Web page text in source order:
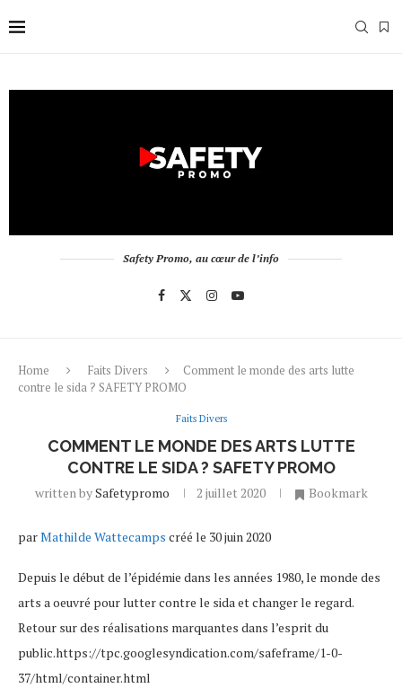
Safety Promo, au cœur de l’info
Home Faits Divers
Comment le monde des arts lutte
contre le sida ? SAFETY PROMO
Faits Divers
COMMENT LE MONDE DES ARTS LUTTE
CONTRE LE SIDA ? SAFETY PROMO
written bySafetypromo 2 juillet 2020 Bookmark
parMathilde Wattecamps créé le 30 juin 2020
Depuis le début de l’épidémie dans les années 1980, le monde des
arts a oeuvré pour lutter contre le sida et changer le regard.
Retour sur des réalisations marquantes dans l’esprit du
public.https://tpc.googlesyndication.com/safeframe/1-0-
37/html/container.html